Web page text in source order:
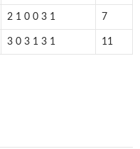
2 1 0 0 3 1 7
3 0 3 1 3 1 11